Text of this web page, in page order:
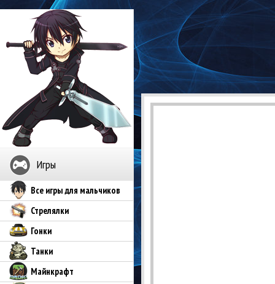
Игры
Все игры для мальчиков
Стрелялки
Гонки
Танки
Майнкрафт